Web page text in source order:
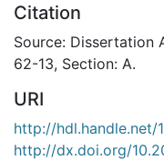
Citation
Source: Dissertation
62-13, Section: A.
URI
http://hdl.handle.net/
http://dx.doi.org/